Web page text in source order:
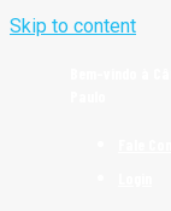
Skip to content